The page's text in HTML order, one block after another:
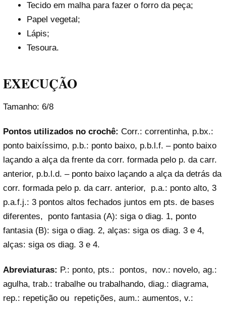
Tecido em malha para fazer o forro da peça;
Papel vegetal;
Lápis;
Tesoura.
EXECUÇÃO
Tamanho: 6/8
Pontos utilizados no crochê: Corr.: correntinha, p.bx.:
ponto baixíssimo, p.b.: ponto baixo, p.b.l.f. – ponto baixo
laçando a alça da frente da corr. formada pelo p. da carr.
anterior, p.b.l.d. – ponto baixo laçando a alça da detrás da
corr. formada pelo p. da carr. anterior, p.a.: ponto alto, 3
p.a.f.j.: 3 pontos altos fechados juntos em pts. de bases
diferentes, ponto fantasia (A): siga o diag. 1, ponto
fantasia (B): siga o diag. 2, alças: siga os diag. 3 e 4,
alças: siga os diag. 3 e 4.
Abreviaturas: P.: ponto, pts.: pontos, nov.: novelo, ag.:
agulha, trab.: trabalhe ou trabalhando, diag.: diagrama,
rep.: repetição ou repetições, aum.: aumentos, v.: